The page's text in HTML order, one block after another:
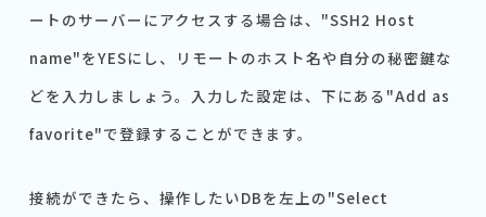
ートのサーバーにアクセスする場合は、"SSH2 Host
name"をYESにし、リモートのホスト名や自分の秘密鍵な
どを入力しましょう。入力した設定は、下にある"Add as
favorite"で登録することができます。
接続ができたら、操作したいDBを左上の"Select